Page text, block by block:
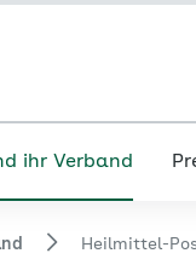
ihr Verband
Heilmittel-